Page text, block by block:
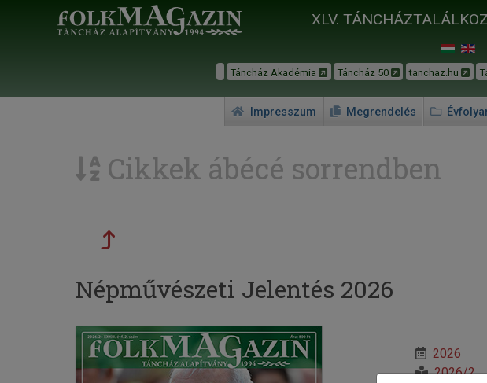
XLV.
Táncház Akadémia Táncház 50 tanchaz.hu
Impresszum Megrendelés
Cikkek ábécé sorrendben
Népművészeti Jelentés 2026
2026
2026/2